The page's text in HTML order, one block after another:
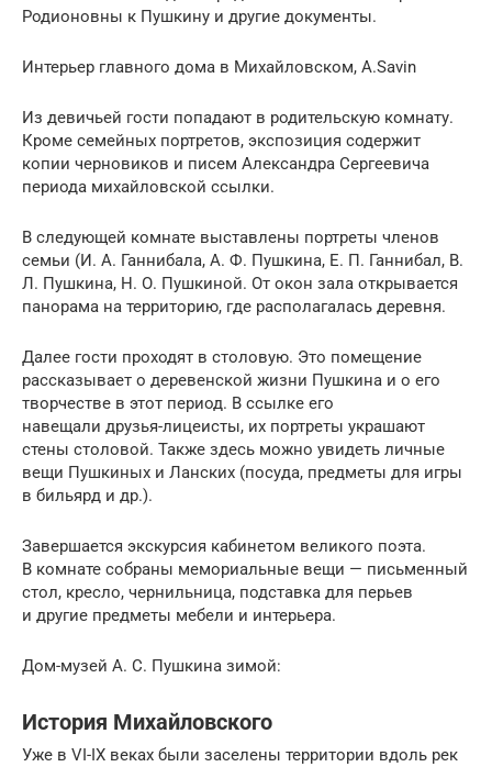
Родионовны к Пушкину и другие документы.
Интерьер главного дома в Михайловском, A.Savin
Из девичьей гости попадают в родительскую комнату.
Кроме семейных портретов, экспозиция содержит
копии черновиков и писем Александра Сергеевича
периода михайловской ссылки.
В следующей комнате выставлены портреты членов
семьи (И. А. Ганнибала, А. Ф. Пушкина, Е. П. Ганнибал, В.
Л. Пушкина, Н. О. Пушкиной. От окон зала открывается
панорама на территорию, где располагалась деревня.
Далее гости проходят в столовую. Это помещение
рассказывает о деревенской жизни Пушкина и о его
творчестве в этот период. В ссылке его
навещали друзья-лицеисты, их портреты украшают
стены столовой. Также здесь можно увидеть личные
вещи Пушкиных и Ланских (посуда, предметы для игры
в бильярд и др.).
Завершается экскурсия кабинетом великого поэта.
В комнате собраны мемориальные вещи — письменный
стол, кресло, чернильница, подставка для перьев
и другие предметы мебели и интерьера.
Дом-музей А. С. Пушкина зимой:
История Михайловского
Уже в VI-IX веках были заселены территории вдоль рек